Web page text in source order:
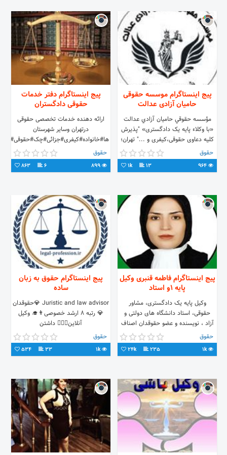
پیج اینستاگرام موسسه حقوقی
حامیان آزادی عدالت
مؤسسه حقوقي حاميان آزادي عدالت
«با وکلاء پایه یک دادگستری» "پذیرش
کلیه دعاوی حقوقی،کیفری و ..." تهران؛
خ شریعتی،خ دولت، پ۵۱۸ ، ط۱، وA3
021_22637637
حقوق
13
1k
پیج اینستاگرام دفتر خدمات
حقوقی دادگستران
ارائه دهنده خدمات تخصصی حقوقی
درتهران وسایر شهرستان
حقوق
6
863
پیج اینستاگرام فاطمه قنبری وکیل
پایه 1و استاد
وکیل پایه یک دادگستری، مشاور
حقوقی، استاد دانشگاه های دولتی و
آزاد ، نویسنده و عضو حقوقدان اصناف
رایانه ای استان البرز تلفن تماس با
وکیل: 09121612869
حقوق
1k
235
24k
پیج اینستاگرام حقوق به زبان
ساده
Juristic and law advisor 💎حقوقدان
💎 رتبه ۸ ارشد خصوصی👨‍🎓 وکیل
آنلاین👨🏻‍⚖️ داشتن
اطلاعات‌حقوقی‌وسیع‌حق‌ شماست💪🏻
سوالات‌خودتون‌ رو در دایرکت ‌مطرح‌کنید
🧐
حقوق
1k
33
534